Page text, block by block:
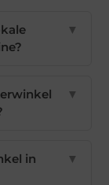
▼
▼
in
▼